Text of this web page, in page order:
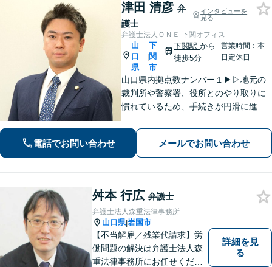
津田 清彦 弁
護士
インタビューを
見る
弁護士法人ＯＮＥ 下関オフィス
山
口
県
|
下
関
市
下関駅から
徒歩5分
営業時間：本
日定休日
山口県内拠点数ナンバー１▶︎▷地元の
裁判所や警察署、役所とのやり取りに
慣れているため、手続きが円滑に進み
ことで、仕事帰りや急な事態でも相談
に行きやすくなります。法律トラブル
は「地域密着」の当事務所にご相談く
ださい。
電話でお問い合わせ メールでお問い合わせ
舛本 行広 弁護士
弁護士法人森重法律事務所
山口県|岩国市
【不当解雇／残業代請求】労
働問題の解決は弁護士法人森
重法律事務所にお任せくださ
詳細を見
る